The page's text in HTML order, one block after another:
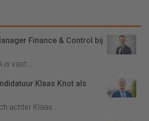
Finance & Control bij
is vast...
Klaas Knot als
achter Klaas...